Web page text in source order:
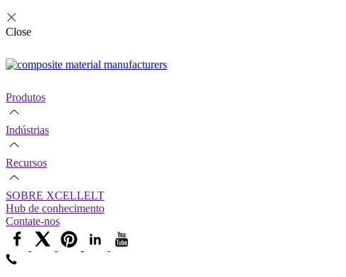
Close
Produtos
Indústrias
Recursos
SOBRE XCELLELT
Hub de conhecimento
Contate-nos